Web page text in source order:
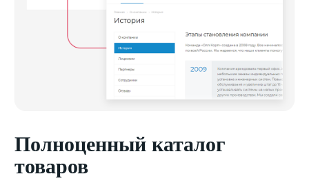
Полноценный каталог
товаров